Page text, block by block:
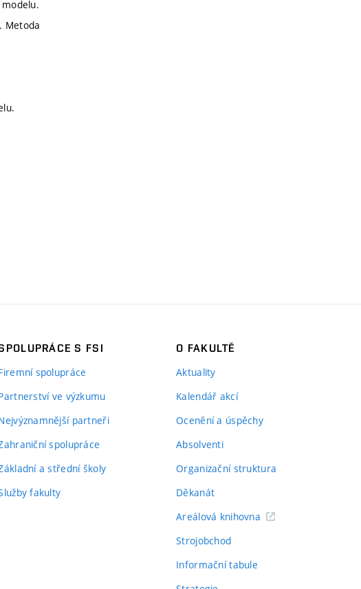
Metoda
S FSI
spolupráce
ve výzkumu
partneři
spolupráce
a střední školy
fakulty
O FAKULTĚ
Aktuality
Kalendář akcí
Ocenění a úspěchy
Absolventi
Organizační struktura
Děkanát
Areálová knihovna
Strojobchod
Informační tabule